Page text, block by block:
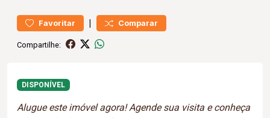
Favoritar | Comparar
Compartilhe:
DISPONÍVEL
Alugue este imóvel agora! Agende sua visita e conheça